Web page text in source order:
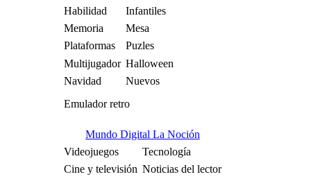
Habilidad
Infantiles
Memoria
Mesa
Plataformas
Puzles
Multijugador Halloween
Navidad
Nuevos
Emulador retro
Mundo Digital La Noción
Videojuegos
Tecnología
Cine y televisión Noticias del lector